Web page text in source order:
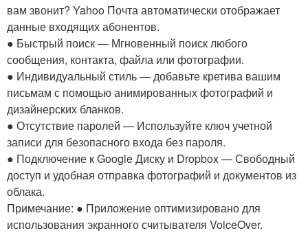
вам звонит? Yahoo Почта автоматически отображает
данные входящих абонентов.
● Быстрый поиск — Мгновенный поиск любого
сообщения, контакта, файла или фотографии.
● Индивидуальный стиль — добавьте кретива вашим
письмам с помощью анимированных фотографий и
дизайнерских бланков.
● Отсутствие паролей — Используйте ключ учетной
записи для безопасного входа без пароля.
● Подключение к Google Диску и Dropbox — Свободный
доступ и удобная отправка фотографий и документов из
облака.
Примечание: ● Приложение оптимизировано для
использования экранного считывателя VoiceOver.